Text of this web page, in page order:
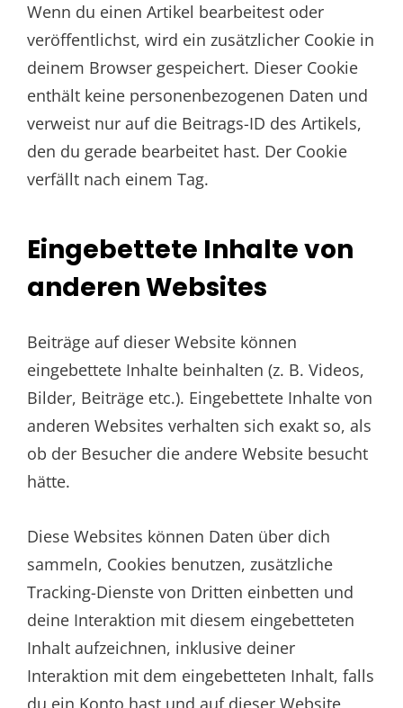
Wenn du einen Artikel bearbeitest oder
veröffentlichst, wird ein zusätzlicher Cookie in
deinem Browser gespeichert. Dieser Cookie
enthält keine personenbezogenen Daten und
verweist nur auf die Beitrags-ID des Artikels,
den du gerade bearbeitet hast. Der Cookie
verfällt nach einem Tag.
Eingebettete Inhalte von
anderen Websites
Beiträge auf dieser Website können
eingebettete Inhalte beinhalten (z. B. Videos,
Bilder, Beiträge etc.). Eingebettete Inhalte von
anderen Websites verhalten sich exakt so, als
ob der Besucher die andere Website besucht
hätte.
Diese Websites können Daten über dich
sammeln, Cookies benutzen, zusätzliche
Tracking-Dienste von Dritten einbetten und
deine Interaktion mit diesem eingebetteten
Inhalt aufzeichnen, inklusive deiner
Interaktion mit dem eingebetteten Inhalt, falls
du ein Konto hast und auf dieser Website